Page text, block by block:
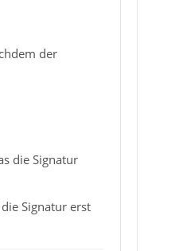
der
die Signatur
Signatur erst